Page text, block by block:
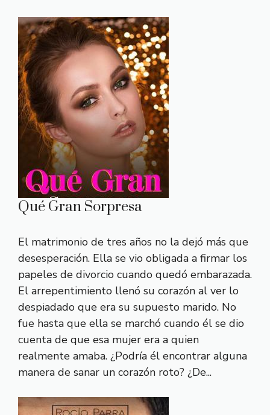
Qué Gran Sorpresa
El matrimonio de tres años no la dejó más que
desesperación. Ella se vio obligada a firmar los
papeles de divorcio cuando quedó embarazada.
El arrepentimiento llenó su corazón al ver lo
despiadado que era su supuesto marido. No
fue hasta que ella se marchó cuando él se dio
cuenta de que esa mujer era a quien
realmente amaba. ¿Podría él encontrar alguna
manera de sanar un corazón roto? ¿De...